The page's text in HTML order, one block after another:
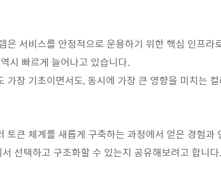
은 서비스를 안정적으로 운용하기 위한 핵심 인프라
시 빠르게 늘어나고 있습니다.
가장 기초이면서도, 동시에 가장 큰 영향을 미치는
토큰 체계를 새롭게 구축하는 과정에서 얻은 경험과
선택하고 구조화할 수 있는지 공유해보려고 합니다.